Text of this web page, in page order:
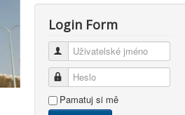
Login Form
Uživatelské jméno
Heslo
Pamatuj si mě